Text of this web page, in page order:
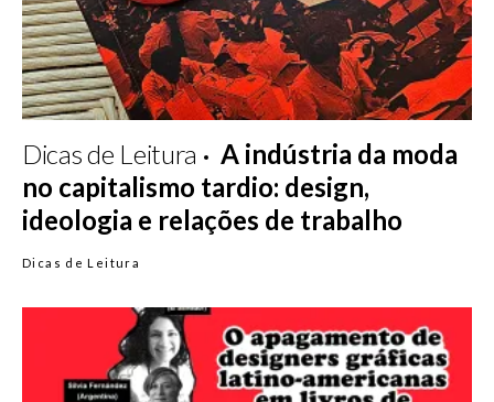
Dicas de Leitura
A indústria da moda
no capitalismo tardio: design,
ideologia e relações de trabalho
Dicas de Leitura